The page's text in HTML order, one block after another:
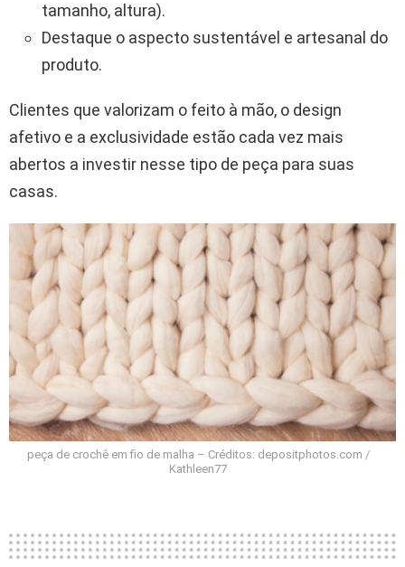
tamanho, altura).
Destaque o aspecto sustentável e artesanal do
produto.
Clientes que valorizam o feito à mão, o design
afetivo e a exclusividade estão cada vez mais
abertos a investir nesse tipo de peça para suas
casas.
peça de crochê em fio de malha – Créditos: depositphotos.com /
Kathleen77